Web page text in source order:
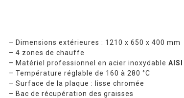
– Dimensions extérieures : 1210 x 650 x 400 mm
– 4 zones de chauffe
– Matériel professionnel en acier inoxydable
– Température réglable de 160 à 280 °C
– Surface de la plaque : lisse chromée
– Bac de récupération des graisses